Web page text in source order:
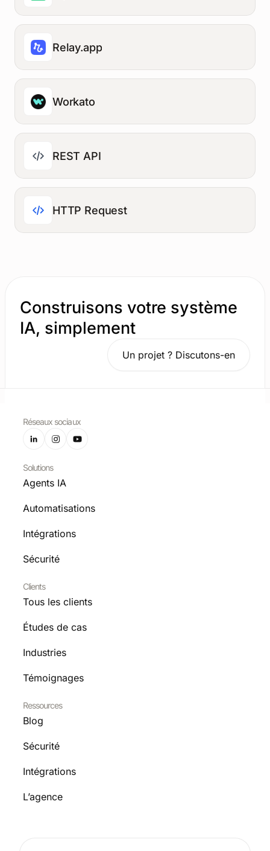
Relay.app
Workato
REST API
HTTP Request
Construisons votre système
IA, simplement
Un projet ? Discutons-en
Réseaux sociaux
Solutions
Agents IA
Automatisations
Intégrations
Sécurité
Clients
Tous les clients
Études de cas
Industries
Témoignages
Ressources
Blog
Sécurité
Intégrations
L’agence